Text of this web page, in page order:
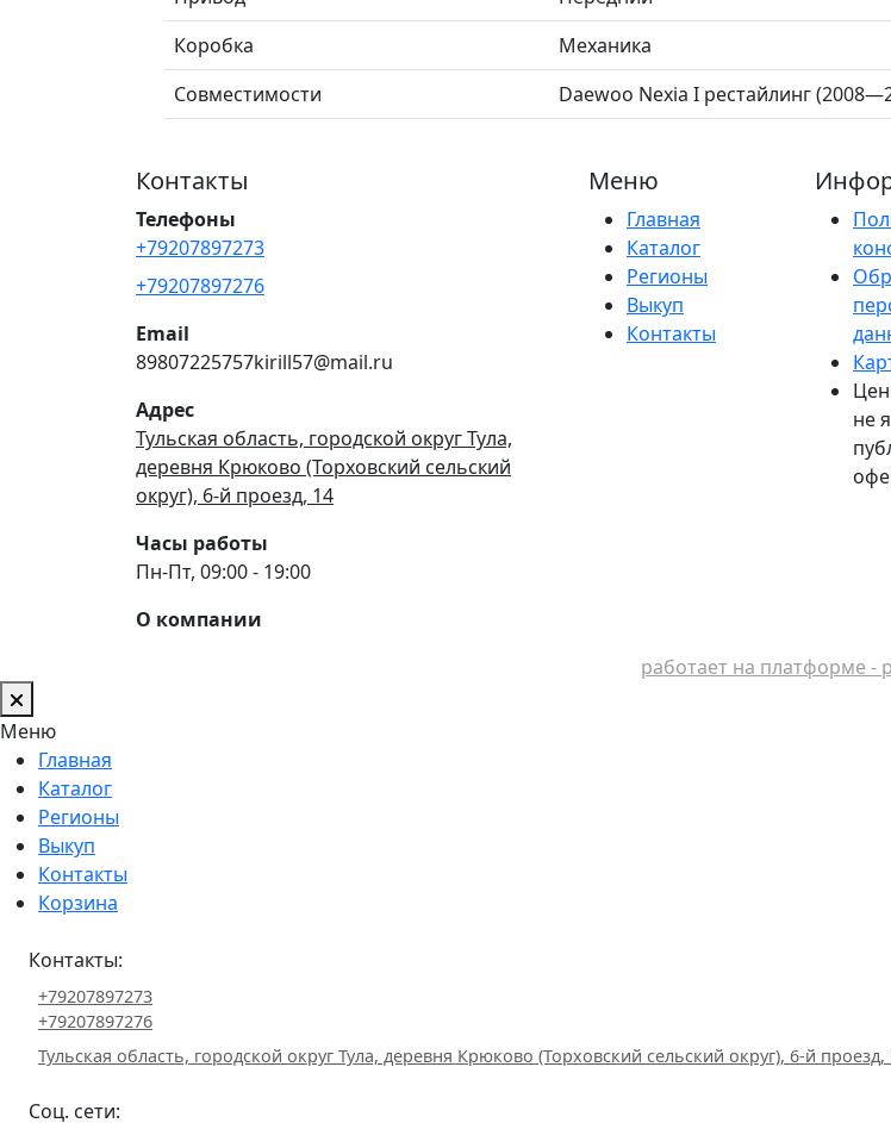
Коробка
Механика
Совместимости
Daewoo Nexia I рестайлинг
Контакты
Телефоны
+79207897273
+79207897276
Email
89807225757kirill57@mail.ru
Адрес
Тульская область, городской округ Тула,
деревня Крюково (Торховский сельский
округ), 6-й проезд, 14
Часы работы
Пн-Пт, 09:00 - 19:00
О компании
Меню
Главная
Каталог
Регионы
Выкуп
Контакты
не
работает на платформе -
Меню
Главная
Каталог
Регионы
Выкуп
Контакты
Корзина
Контакты:
+79207897273
+79207897276
Тульская область, городской округ Тула, деревня Крюково (Торховский сельский округ), 6-й проезд,
Соц. сети: